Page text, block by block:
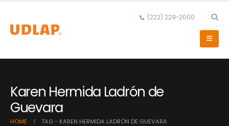
(222) 229-2000
Karen Hermida Ladrón de
Guevara
HOME TAG - KAREN HERMIDA LADRÓN DE GUEVARA